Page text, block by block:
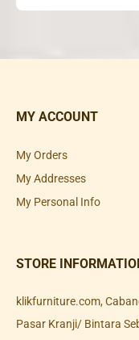
MY ACCOUNT
My Orders
My Addresses
My Personal Info
STORE
klikfurniture.com,
Pasar Kranji/ Bintara